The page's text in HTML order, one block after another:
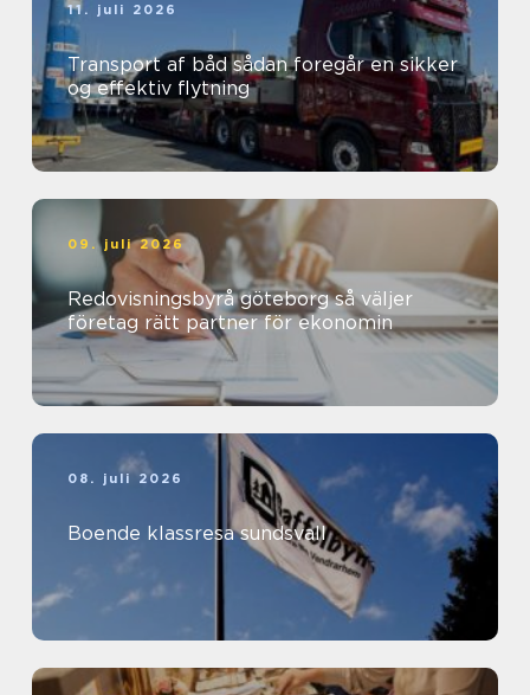
11. juli 2026
Transport af båd sådan foregår en sikker
og effektiv flytning
09. juli 2026
Redovisningsbyrå göteborg så väljer
företag rätt partner för ekonomin
08. juli 2026
Boende klassresa sundsvall